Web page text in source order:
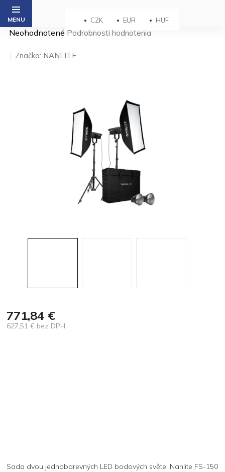
Prejsť
obsah
CZK EUR HUF
Priemerné
produktu
je
Neohodnotené Podrobnosti hodnotenia
Značka: NANLITE
771,84 €
627,51 € bez DPH
Sada dvou jednobarevných LED bodových světel Nanlite FS-150